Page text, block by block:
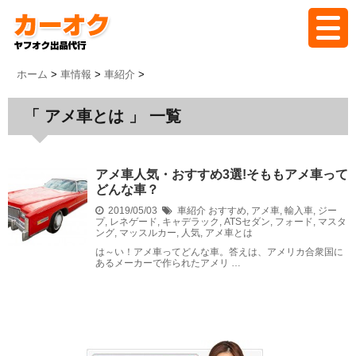
バイオクとは
料金
落札実績
ブログ
ホーム > 車情報 > 車紹介 >
「 アメ車とは 」 一覧
アメ車人気・おすすめ3選!そももアメ車って
どんな車？
2019/05/03 車紹介 おすすめ, アメ車, 輸入車, ジー
プ, レネゲード, キャデラック , ATSセダン, フォード, マスタ
ング, マッスルカー, 人気, アメ車とは
は～い！アメ車ってどんな車。答えは、アメリカ合衆国に
あるメーカーで作られたアメリ …